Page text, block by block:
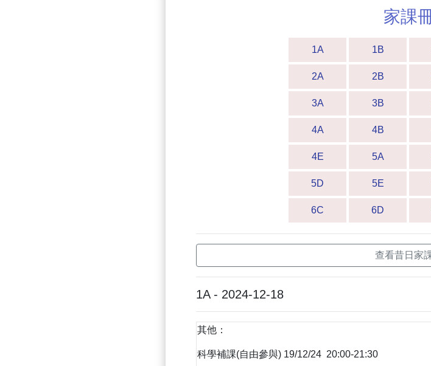
家課
1A 1B
2A 2B
3A 3B
4A 4B
4E 5A
5D 5E
6C 6D
查看昔日家
1A - 2024-12-18
其他：
科學補課(自由參與) 19/12/24 20:00-21:30